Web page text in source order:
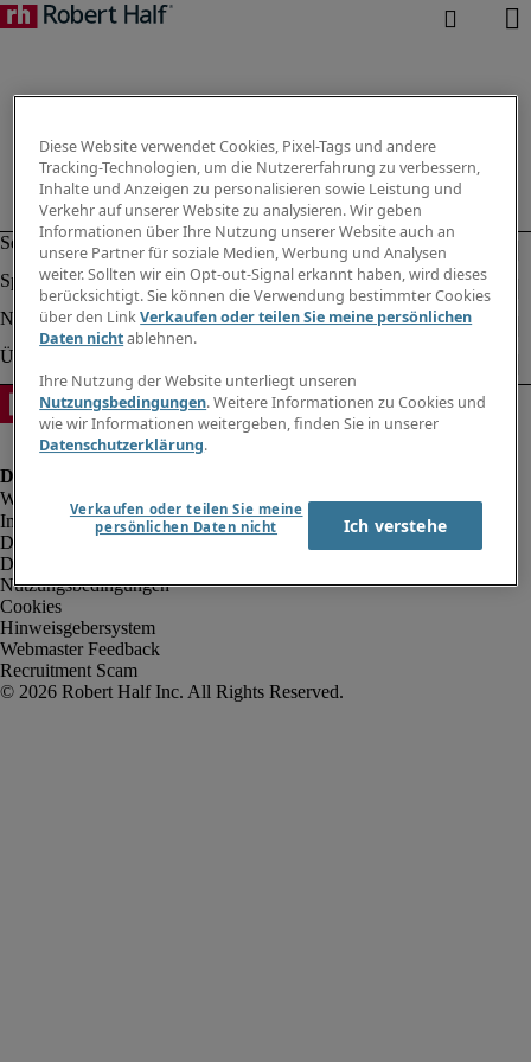
Impressum
Datenschutz
Datenschutz Arbeitnehmer/Zeitarbeitskräfte
Nutzungsbedingungen
Cookies
Hinweisgebersystem
Webmaster Feedback
Recruitment Scam
Diese Website verwendet Cookies, Pixel-Tags und andere
Tracking-Technologien, um die Nutzererfahrung zu verbessern,
Inhalte und Anzeigen zu personalisieren sowie Leistung und
Verkehr auf unserer Website zu analysieren. Wir geben
Informationen über Ihre Nutzung unserer Website auch an
unsere Partner für soziale Medien, Werbung und Analysen
weiter. Sollten wir ein Opt-out-Signal erkannt haben, wird dieses
berücksichtigt. Sie können die Verwendung bestimmter Cookies
über den LinkVerkaufen oder teilen Sie meine persönlichen
Daten nichtablehnen.
Ihre Nutzung der Website unterliegt unseren
Nutzungsbedingungen. Weitere Informationen zu Cookies und
wie wir Informationen weitergeben, finden Sie in unserer
Datenschutzerklärung.
Verkaufen oder teilen Sie meine
persönlichen Daten nicht
Ich verstehe